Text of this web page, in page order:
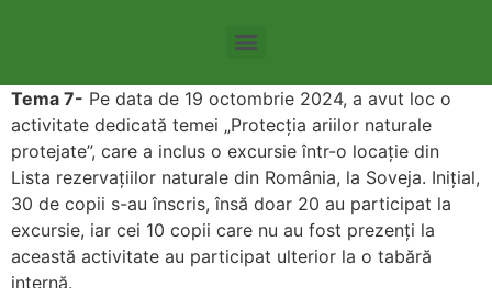
Tema 7- Pe data de 19 octombrie 2024, a avut loc o
activitate dedicată temei „Protecția ariilor naturale
protejate”, care a inclus o excursie într-o locație din
Lista rezervațiilor naturale din România, la Soveja. Inițial,
30 de copii s-au înscris, însă doar 20 au participat la
excursie, iar cei 10 copii care nu au fost prezenți la
această activitate au participat ulterior la o tabără
internă.